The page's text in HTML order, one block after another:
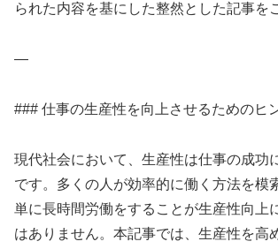
られた内容を基にした整然とした記事を
—
### 仕事の生産性を向上させるためのヒ
現代社会において、生産性は仕事の成功
です。多くの人が効率的に働く方法を模
単に長時間労働をすることが生産性向上
はありません。本記事では、生産性を高